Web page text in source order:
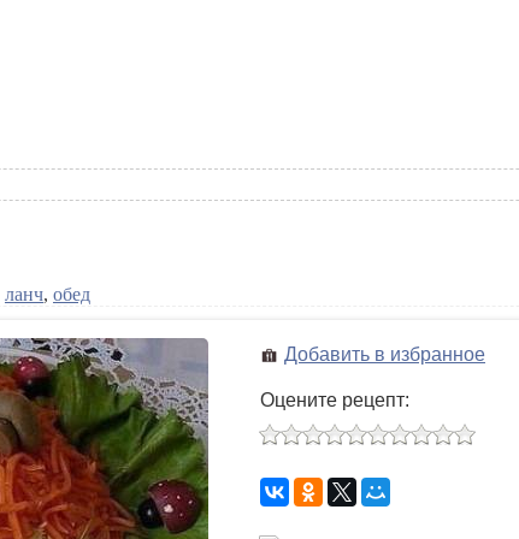
ланч, обед
Добавить в избранное
Оцените рецепт: